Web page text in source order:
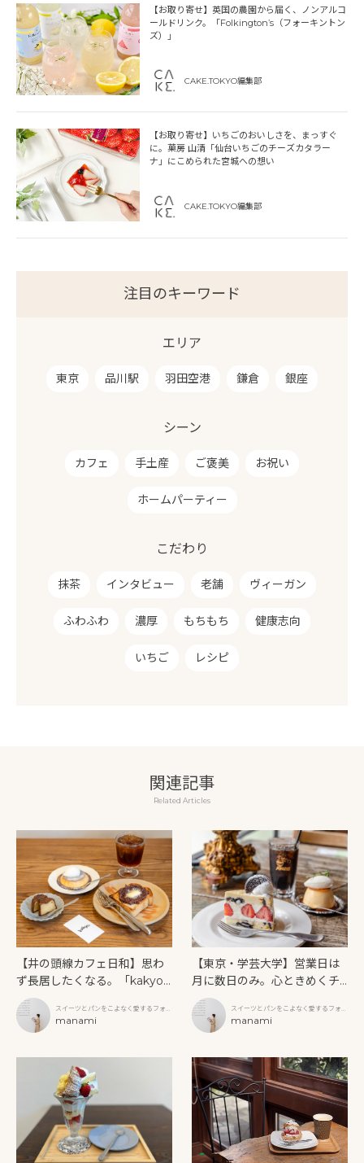
【お取り寄せ】英国の農園から届く、ノンアルコ
ールドリンク。「Folkington’s（フォーキントン
ズ）」
CAKE.TOKYO編集部
【お取り寄せ】いちごのおいしさを、まっすぐ
に。菓房 山清「仙台いちごのチーズカタラー
ナ」にこめられた宮城への想い
CAKE.TOKYO編集部
注目のキーワード
エリア
東京 品川駅 羽田空港 鎌倉 銀座
シーン
カフェ 手土産 ご褒美 お祝い
ホームパーティー
こだわり
抹茶 インタビュー 老舗 ヴィーガン
ふわふわ 濃厚 もちもち 健康志向
いちご レシピ
関連記事
Related Articles
【井の頭線カフェ日和】思わ
ず長居したくなる。「kakyo
（カキョウ）」で味わう自家
焙煎コーヒーと手づくりスイ
ーツ
スイーツとパンをこよなく愛するフォト
グラファー
manami
【東京・学芸大学】営業日は
月に数日のみ。心ときめくチ
ーズケーキ専門店「A WORK
S（エーワークス）」
スイーツとパンをこよなく愛するフォト
グラファー
manami